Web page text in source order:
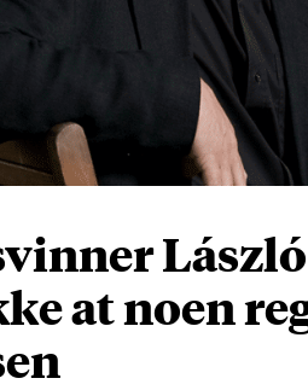
at noen